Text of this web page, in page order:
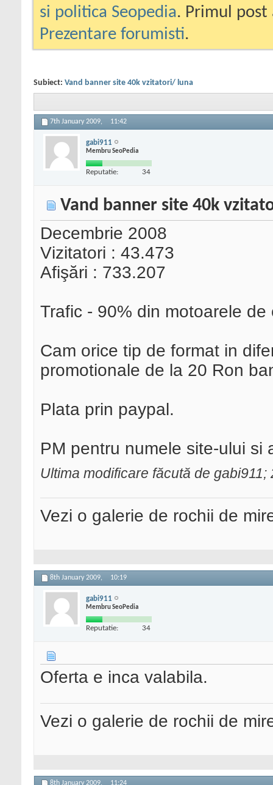
si politica Seopedia. Primul
Prezentare forumisti.
Subiect: Vand banner site 40k vzitatori/ luna
7th January 2009, 11:42
gabi911
Membru SeoPedia
Reputatie: 34
Vand banner site 40k
Decembrie 2008
Vizitatori : 43.473
Afişări : 733.207
Trafic - 90% din motoarele de
Cam orice tip de format in
promotionale de la 20 Ron
Plata prin paypal.
PM pentru numele site-ului si
Ultima modificare făcută de
Vezi o galerie de rochii de
8th January 2009, 10:19
gabi911
Membru SeoPedia
Reputatie: 34
Oferta e inca valabila.
Vezi o galerie de rochii de
8th January 2009, 11:24